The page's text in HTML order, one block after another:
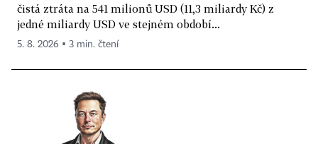
čistá ztráta na 541 milionů USD (11,3 miliardy Kč) z
jedné miliardy USD ve stejném období...
5. 8. 2026 ▪ 3 min. čtení